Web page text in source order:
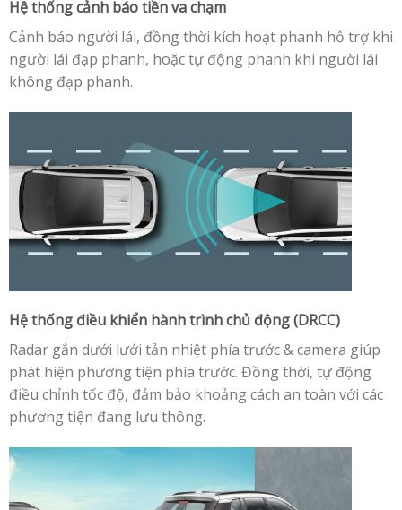
Hệ thống cảnh báo tiền va chạm
Cảnh báo người lái, đồng thời kích hoạt phanh hỗ trợ khi
người lái đạp phanh, hoặc tự động phanh khi người lái
không đạp phanh.
Hệ thống điều khiển hành trình chủ động (DRCC)
Radar gắn dưới lưới tản nhiệt phía trước & camera giúp
phát hiện phương tiện phía trước. Đồng thời, tự động
điều chỉnh tốc độ, đảm bảo khoảng cách an toàn với các
phương tiện đang lưu thông.